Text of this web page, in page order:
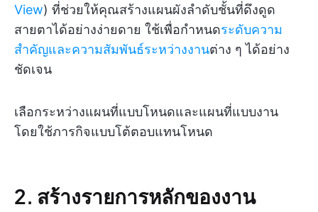
View) ที่ช่วยให้คุณสร้างแผนผังลำดับชั้นที่ดึงดูด
สายตาได้อย่างง่ายดาย ใช้เพื่อกำหนดระดับความ
สำคัญและความสัมพันธ์ระหว่างงานต่าง ๆ ได้อย่าง
ชัดเจน
เลือกระหว่างแผนที่แบบโหนดและแผนที่แบบงาน
โดยใช้ภารกิจแบบโต้ตอบแทนโหนด
2. สร้างรายการหลักของงาน